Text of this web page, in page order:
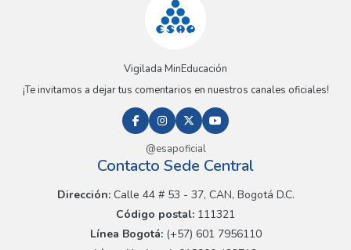
Vigilada MinEducación
¡Te invitamos a dejar tus comentarios en nuestros canales oficiales!
@esapoficial
Contacto Sede Central
Dirección:Calle 44 # 53 - 37, CAN, Bogotá D.C.
Código postal: 111321
Línea Bogotá:(+57) 601 7956110